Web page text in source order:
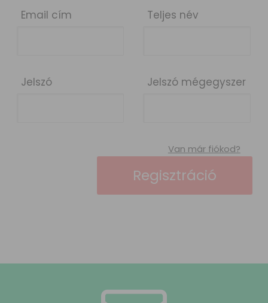
Email cím Teljes név
Jelszó Jelszó mégegyszer
Van már fiókod?
Regisztráció